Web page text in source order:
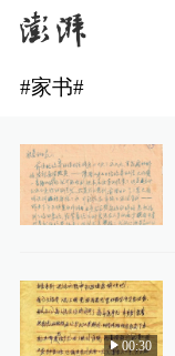
#家书#
00:30